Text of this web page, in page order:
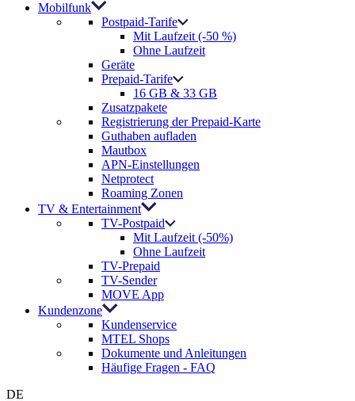
Mobilfunk
Postpaid-Tarife
Mit Laufzeit (-50 %)
Ohne Laufzeit
Geräte
Prepaid-Tarife
16 GB & 33 GB
Zusatzpakete
Registrierung der Prepaid-Karte
Guthaben aufladen
Mautbox
APN-Einstellungen
Netprotect
Roaming Zonen
TV & Entertainment
TV-Postpaid
Mit Laufzeit (-50%)
Ohne Laufzeit
TV-Prepaid
TV-Sender
MOVE App
Kundenzone
Kundenservice
MTEL Shops
Dokumente und Anleitungen
Häufige Fragen - FAQ
DE